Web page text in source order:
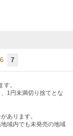
6 7
す。
1円未満切り捨てとな
あります。
域内でも未発売の地域